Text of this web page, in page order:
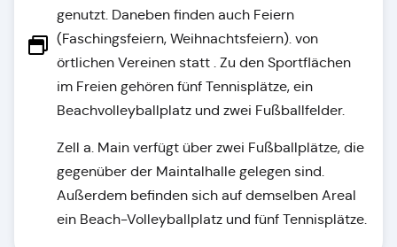
genutzt. Daneben finden auch Feiern
(Faschingsfeiern, Weihnachtsfeiern). von
örtlichen Vereinen statt . Zu den Sportflächen
im Freien gehören fünf Tennisplätze, ein
Beachvolleyballplatz und zwei Fußballfelder.
Zell a. Main verfügt über zwei Fußballplätze, die
gegenüber der Maintalhalle gelegen sind.
Außerdem befinden sich auf demselben Areal
ein Beach-Volleyballplatz und fünf Tennisplätze.